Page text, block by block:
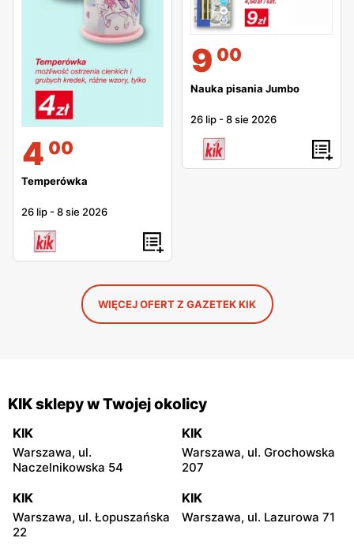
4 00
Temperówka
26 lip -8 sie 2026
9 00
Nauka pisania Jumbo
26 lip -8 sie 2026
WIĘCEJ OFERT Z GAZETEK KIK
KIK sklepy w Twojej okolicy
KIK
Warszawa, ul.
Naczelnikowska 54
KIK
Warszawa, ul. Grochowska
207
KIK
Warszawa, ul. Łopuszańska
22
KIK
Warszawa, ul. Lazurowa 71